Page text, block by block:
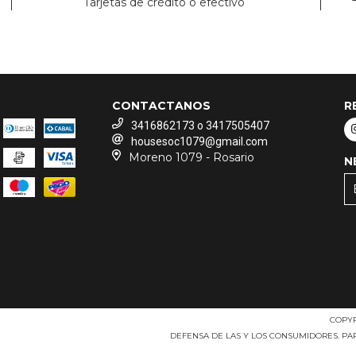
CONTACTANOS
3416862173 o 3417505407
housesoc1079@gmail.com
Moreno 1079 - Rosario
DEFENSA DE LAS Y LOS CONSUMIDORES.